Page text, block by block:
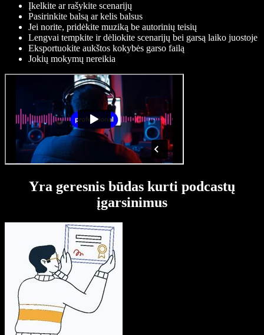
Įkelkite ar rašykite scenarijų
Pasirinkite balsą ar kelis balsus
Jei norite, pridėkite muziką be autorinių teisių
Lengvai tempkite ir dėliokite scenarijų bei garsą laiko juostoje
Eksportuokite aukštos kokybės garso failą
Jokių mokymų nereikia
Yra geresnis būdas kurti podcastų
įgarsinimus